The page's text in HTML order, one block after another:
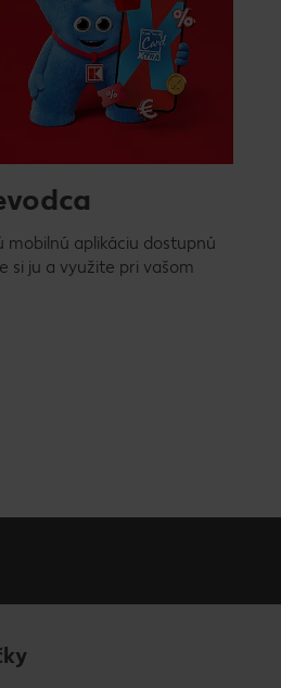
mobilnú aplikáciu dostupnú
si ju a využite pri vašom